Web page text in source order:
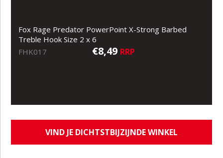
Fox Rage Predator PowerPoint X-Strong Barbed
Treble Hook Size 2 x 6
FHK017
€8,49 RRP
VIND JE DICHTSTBIJZIJNDE WINKEL